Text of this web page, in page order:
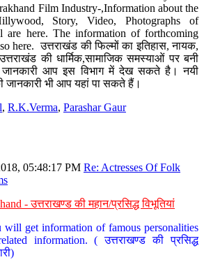
Film Industry-,Information about the
Story, Video, Photographs of
are here. The information of forthcoming
here. उत्तराखंड की फिल्मों का इतिहास, नायक,
की धार्मिक,सामाजिक समस्याओं पर बनी
आप इस विभाग में देख सकते है। नयी
जानकारी भी आप यहां पा सकते हैं।
, R.K.Verma, Parashar Gaur
05:48:17 PM Re: Actresses Of Folk
- उत्तराखण्ड की महान/प्रसिद्ध विभूतियां
will get information of famous personalities
information. ( उत्तराखण्ड की प्रसिद्ध